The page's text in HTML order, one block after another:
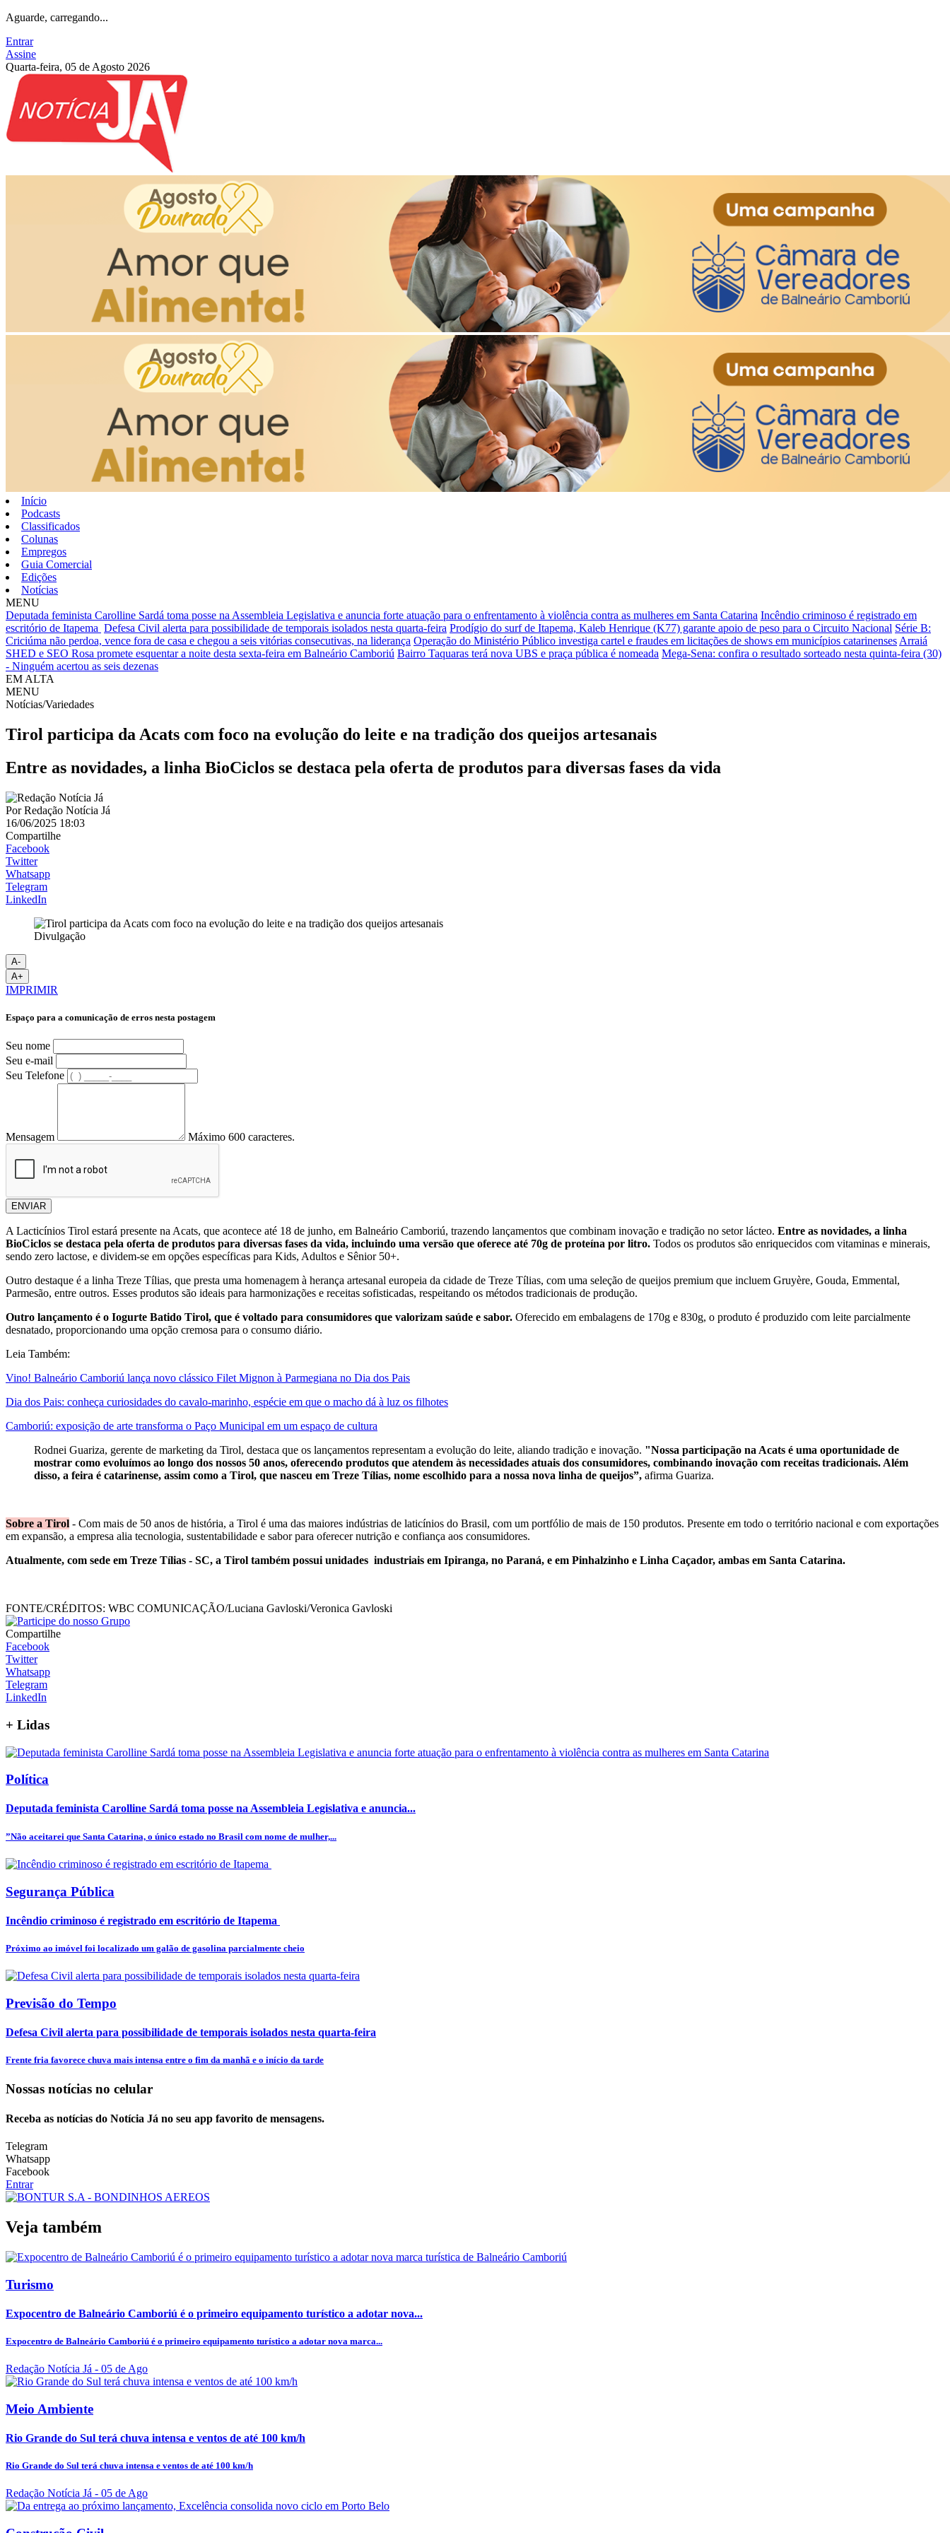
Aguarde, carregando...
Entrar
Assine
Quarta-feira, 05 de Agosto 2026
Início
Podcasts
Classificados
Colunas
Empregos
Guia Comercial
Edições
Notícias
MENU
Deputada feminista Carolline Sardá toma posse na Assembleia Legislativa e anuncia forte atuação para o enfrentamento à violência contra as mulheres em Santa Catarina Incêndio criminoso é registrado em
escritório de Itapema Defesa Civil alerta para possibilidade de temporais isolados nesta quarta-feira Prodígio do surf de Itapema, Kaleb Henrique (K77) garante apoio de peso para o Circuito Nacional Série B:
Criciúma não perdoa, vence fora de casa e chegou a seis vitórias consecutivas, na liderança Operação do Ministério Público investiga cartel e fraudes em licitações de shows em municípios catarinenses Arraiá
SHED e SEO Rosa promete esquentar a noite desta sexta-feira em Balneário Camboriú Bairro Taquaras terá nova UBS e praça pública é nomeada Mega-Sena: confira o resultado sorteado nesta quinta-feira (30)
- Ninguém acertou as seis dezenas
EM ALTA
MENU
Notícias/Variedades
Tirol participa da Acats com foco na evolução do leite e na tradição dos queijos artesanais
Entre as novidades, a linha BioCiclos se destaca pela oferta de produtos para diversas fases da vida
PorRedação Notícia Já
16/06/2025 18:03
Compartilhe
Facebook
Twitter
Whatsapp
Telegram
LinkedIn
Divulgação
A-
A+
IMPRIMIR
Espaço para a comunicação de erros nesta postagem
Seu nome
Seu e-mail
Seu Telefone
Mensagem Máximo 600 caracteres.
ENVIAR
A Lacticínios Tirol estará presente na Acats, que acontece até 18 de junho, em Balneário Camboriú, trazendo lançamentos que combinam inovação e tradição no setor lácteo. Entre as novidades, a linha
BioCiclos se destaca pela oferta de produtos para diversas fases da vida, incluindo uma versão que oferece até 70g de proteína por litro. Todos os produtos são enriquecidos com vitaminas e minerais,
sendo zero lactose, e dividem-se em opções específicas para Kids, Adultos e Sênior 50+.
Outro destaque é a linha Treze Tílias, que presta uma homenagem à herança artesanal europeia da cidade de Treze Tílias, com uma seleção de queijos premium que incluem Gruyère, Gouda, Emmental,
Parmesão, entre outros. Esses produtos são ideais para harmonizações e receitas sofisticadas, respeitando os métodos tradicionais de produção.
Outro lançamento é o Iogurte Batido Tirol, que é voltado para consumidores que valorizam saúde e sabor. Oferecido em embalagens de 170g e 830g, o produto é produzido com leite parcialmente
desnatado, proporcionando uma opção cremosa para o consumo diário.
Leia Também:
Vino! Balneário Camboriú lança novo clássico Filet Mignon à Parmegiana no Dia dos Pais
Dia dos Pais: conheça curiosidades do cavalo-marinho, espécie em que o macho dá à luz os filhotes
Camboriú: exposição de arte transforma o Paço Municipal em um espaço de cultura
Rodnei Guariza, gerente de marketing da Tirol, destaca que os lançamentos representam a evolução do leite, aliando tradição e inovação. "Nossa participação na Acats é uma oportunidade de
mostrar como evoluímos ao longo dos nossos 50 anos, oferecendo produtos que atendem às necessidades atuais dos consumidores, combinando inovação com receitas tradicionais. Além
disso, a feira é catarinense, assim como a Tirol, que nasceu em Treze Tílias, nome escolhido para a nossa nova linha de queijos”, afirma Guariza.
Sobre a Tirol - Com mais de 50 anos de história, a Tirol é uma das maiores indústrias de laticínios do Brasil, com um portfólio de mais de 150 produtos. Presente em todo o território nacional e com exportações
em expansão, a empresa alia tecnologia, sustentabilidade e sabor para oferecer nutrição e confiança aos consumidores.
Atualmente, com sede em Treze Tílias - SC, a Tirol também possui unidades industriais em Ipiranga, no Paraná, e em Pinhalzinho e Linha Caçador, ambas em Santa Catarina.
FONTE/CRÉDITOS: WBC COMUNICAÇÃO/Luciana Gavloski/Veronica Gavloski
Compartilhe
Facebook
Twitter
Whatsapp
Telegram
LinkedIn
+ Lidas
Política
Deputada feminista Carolline Sardá toma posse na Assembleia Legislativa e anuncia...
”Não aceitarei que Santa Catarina, o único estado no Brasil com nome de mulher,...
Segurança Pública
Incêndio criminoso é registrado em escritório de Itapema
Próximo ao imóvel foi localizado um galão de gasolina parcialmente cheio
Previsão do Tempo
Defesa Civil alerta para possibilidade de temporais isolados nesta quarta-feira
Frente fria favorece chuva mais intensa entre o fim da manhã e o início da tarde
Nossas notícias no celular
Receba as notícias do Notícia Já no seu app favorito de mensagens.
Telegram
Whatsapp
Facebook
Entrar
Veja também
Turismo
Expocentro de Balneário Camboriú é o primeiro equipamento turístico a adotar nova...
Expocentro de Balneário Camboriú é o primeiro equipamento turístico a adotar nova marca...
Redação Notícia Já - 05 de Ago
Meio Ambiente
Rio Grande do Sul terá chuva intensa e ventos de até 100 km/h
Rio Grande do Sul terá chuva intensa e ventos de até 100 km/h
Redação Notícia Já - 05 de Ago